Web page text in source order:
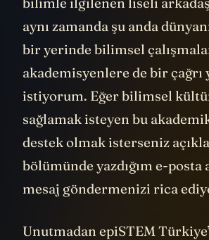
aynı zamanda şu anda
bir yerinde bilimsel
akademisyenlere de bir çağrı
istiyorum. Eğer bilimsel
sağlamak isteyen bu
destek olmak isterseniz
bölümünde yazdığım e-
mesaj göndermenizi rica
Unutmadan epiSTEM